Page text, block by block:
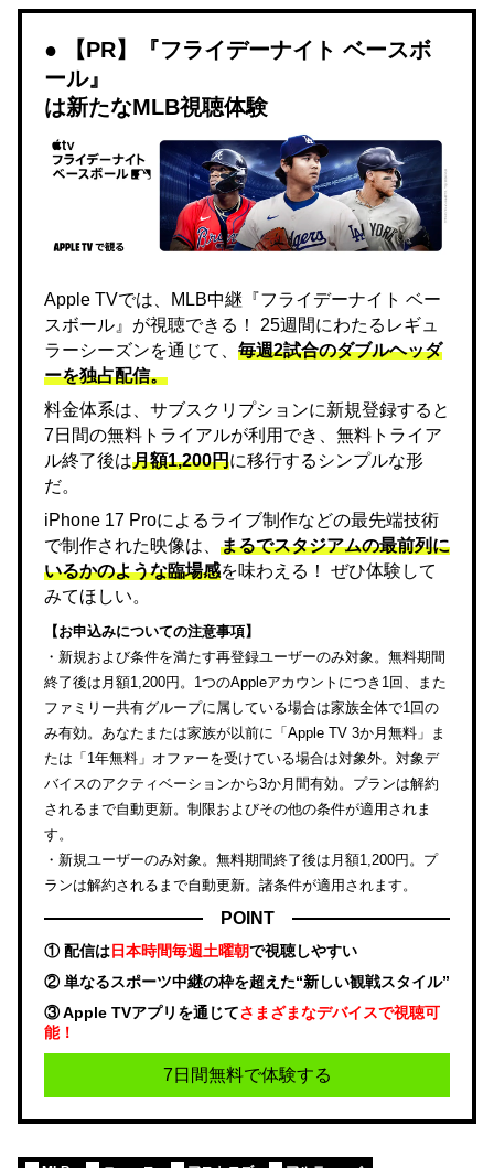
【PR】『フライデーナイト ベースボ
ール』
は新たなMLB視聴体験
Apple TVでは、MLB中継『フライデーナイト ベー
スボール』が視聴できる！ 25週間にわたるレギュ
ラーシーズンを通じて、 毎週2試合のダブルヘッダ
ーを独占配信。
料金体系は、サブスクリプションに新規登録すると
7日間の無料トライアルが利用でき、無料トライア
ル終了後は月額1,200円に移行するシンプルな形
だ。
iPhone 17 Proによるライブ制作などの最先端技術
で制作された映像は、 まるでスタジアムの最前列に
いるかのような臨場感を味わえる！ ぜひ体験して
みてほしい。
【お申込みについての注意事項】
・新規および条件を満たす再登録ユーザーのみ対象。無料期間
終了後は月額1,200円。1つのAppleアカウントにつき1回、また
ファミリー共有グループに属している場合は家族全体で1回の
み有効。あなたまたは家族が以前に「Apple TV 3か月無料」ま
たは「1年無料」オファーを受けている場合は対象外。対象デ
バイスのアクティベーションから3か月間有効。プランは解約
されるまで自動更新。制限およびその他の条件が適用されま
す。
・新規ユーザーのみ対象。無料期間終了後は月額1,200円。プ
ランは解約されるまで自動更新。諸条件が適用されます。
POINT
① 配信は日本時間毎週土曜朝で視聴しやすい
② 単なるスポーツ中継の枠を超えた“新しい観戦スタイル”
③ Apple TVアプリを通じてさまざまなデバイスで視聴可
能！
7日間無料で体験する